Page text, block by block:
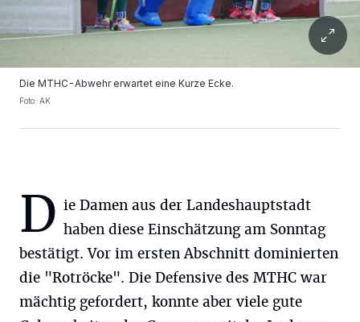
Die MTHC-Abwehr erwartet eine Kurze Ecke.
Foto: AK
D ie Damen aus der Landeshauptstadt
haben diese Einschätzung am Sonntag
bestätigt. Vor im ersten Abschnitt dominierten
die "Rotröcke". Die Defensive des MTHC war
mächtig gefordert, konnte aber viele gute